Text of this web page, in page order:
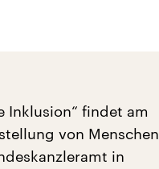
Inklusion“ findet am
von Menschen
in